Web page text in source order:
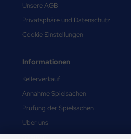
Unsere AGB
Privatsphäre und Datenschutz
Cookie Einstellungen
Informationen
Kellerverkauf
Annahme Spielsachen
Prüfung der Spielsachen
Über uns
Sitemap